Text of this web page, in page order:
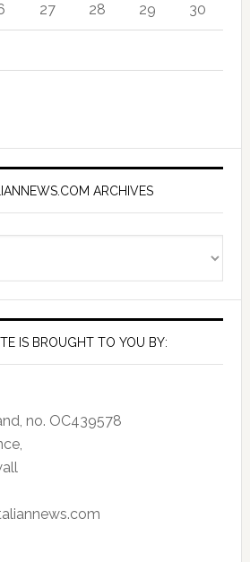
27 28 29 30
ARCHIVES
IS BROUGHT TO YOU BY:
no. OC439578